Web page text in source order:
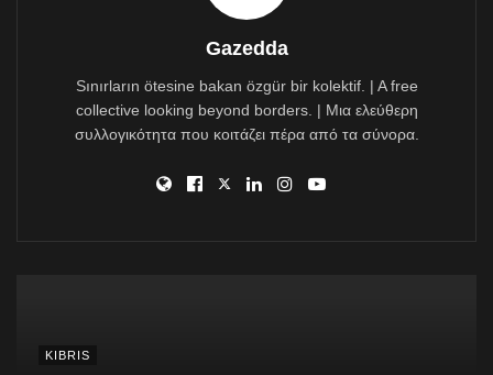
Gazedda
Sınırların ötesine bakan özgür bir kolektif. | A free
collective looking beyond borders. | Μια ελεύθερη
συλλογικότητα που κοιτάζει πέρα από τα σύνορα.
KIBRIS